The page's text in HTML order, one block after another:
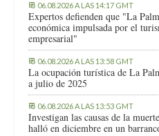
06.08.2026 A LAS 14:17 GMT
Expertos defienden que "La
económica impulsada por el
empresarial"
06.08.2026 A LAS 13:58 GMT
La ocupación turística de La
a julio de 2025
06.08.2026 A LAS 13:53 GMT
Investigan las causas de la
halló en diciembre en un